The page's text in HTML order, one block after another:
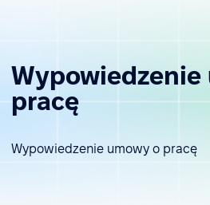
Wypowiedzenie
pracę
Wypowiedzenie umowy o pracę